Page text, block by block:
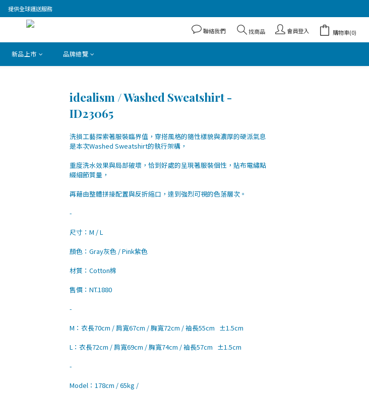
提供全球運送服務
聯絡我們 找商品 會員登入 購物車(0)
新品上市 品牌總覽
idealism / Washed Sweatshirt -
ID23065
洗損工藝探索著服裝臨界值，穿搭風格的隨性樣貌與濃厚的硬派氣息
是本次Washed Sweatshirt的執行架構，
重度洗水效果與局部破壞，恰到好處的呈現著服裝個性，貼布電繡點
綴細節質量，
再藉由整體拼接配置與反折縮口，達到強烈可視的色落層次。
-
尺寸：M / L
顏色：Gray灰色 / Pink紫色
材質：Cotton棉
售價：NT.1880
-
M：衣長70cm / 肩寬67cm / 胸寬72cm / 袖長55cm   ±1.5cm
L：衣長72cm / 肩寬69cm / 胸寬74cm / 袖長57cm   ±1.5cm
-
Model：178cm / 65kg /